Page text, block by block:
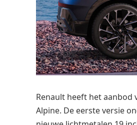
Renault heeft het aanbod
Alpine. De eerste versie